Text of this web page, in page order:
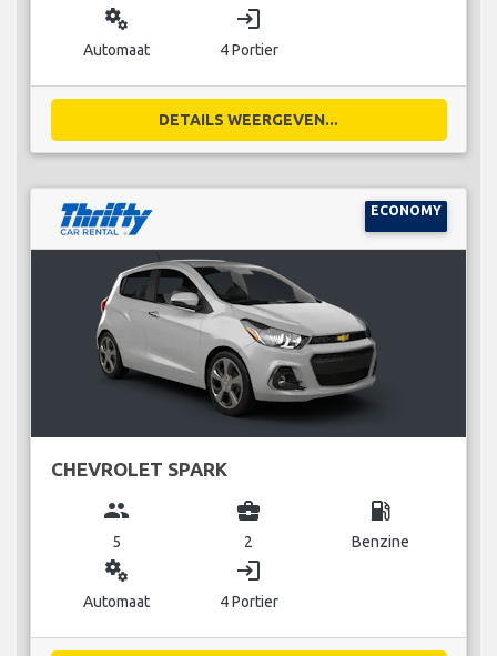
miscellaneous_services
Automaat
login
4 Portier
DETAILS WEERGEVEN...
ECONOMY
CHEVROLET SPARK
group
5
business_center
2
local_gas_station
Benzine
miscellaneous_services
Automaat
login
4 Portier